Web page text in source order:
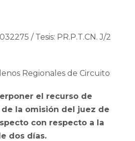
/ Tesis: PR.P.T.CN. J/2
Regionales de Circuito
el recurso de
la omisión del juez de
con respecto a la
dos días.